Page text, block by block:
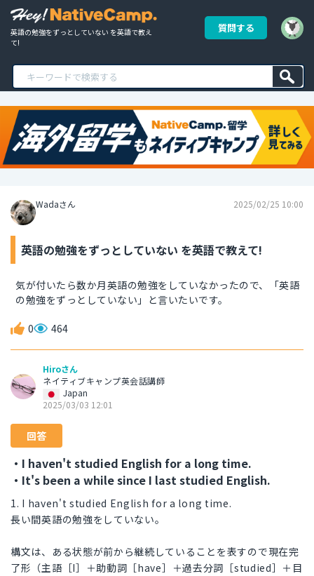
英語の勉強をずっとしていない を英語で教え
て!
質問する
Wadaさん 2025/02/25 10:00
英語の勉強をずっとしていない を英語で教えて!
気が付いたら数か月英語の勉強をしていなかったので、「英語
の勉強をずっとしていない」と言いたいです。
0 464
Hiroさん
ネイティブキャンプ英会話講師
Japan
2025/03/03 12:01
回答
・I haven't studied English for a long time.
・It's been a while since I last studied English.
1. I haven't studied English for a long time.
長い間英語の勉強をしていない。
構文は、ある状態が前から継続していることを表すので現在完
了形（主語［I］＋助動詞［have］＋過去分詞［studied］＋目